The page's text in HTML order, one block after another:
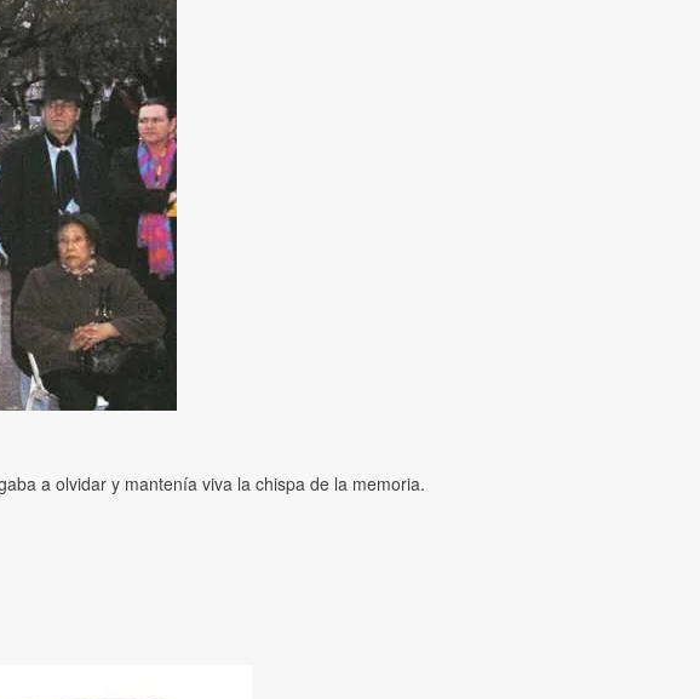
a olvidar y mantenía viva la chispa de la memoria.